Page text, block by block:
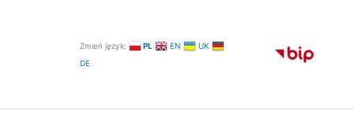
Zmień język: PL EN
UK
DE